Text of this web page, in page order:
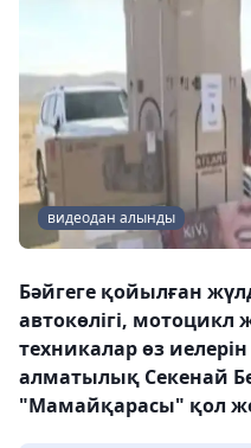
видеодан алынды
Бәйгеге қойылған
автокөлігі,
техникалар өз
алматылық Секенай
"Мамайқарасы" қол